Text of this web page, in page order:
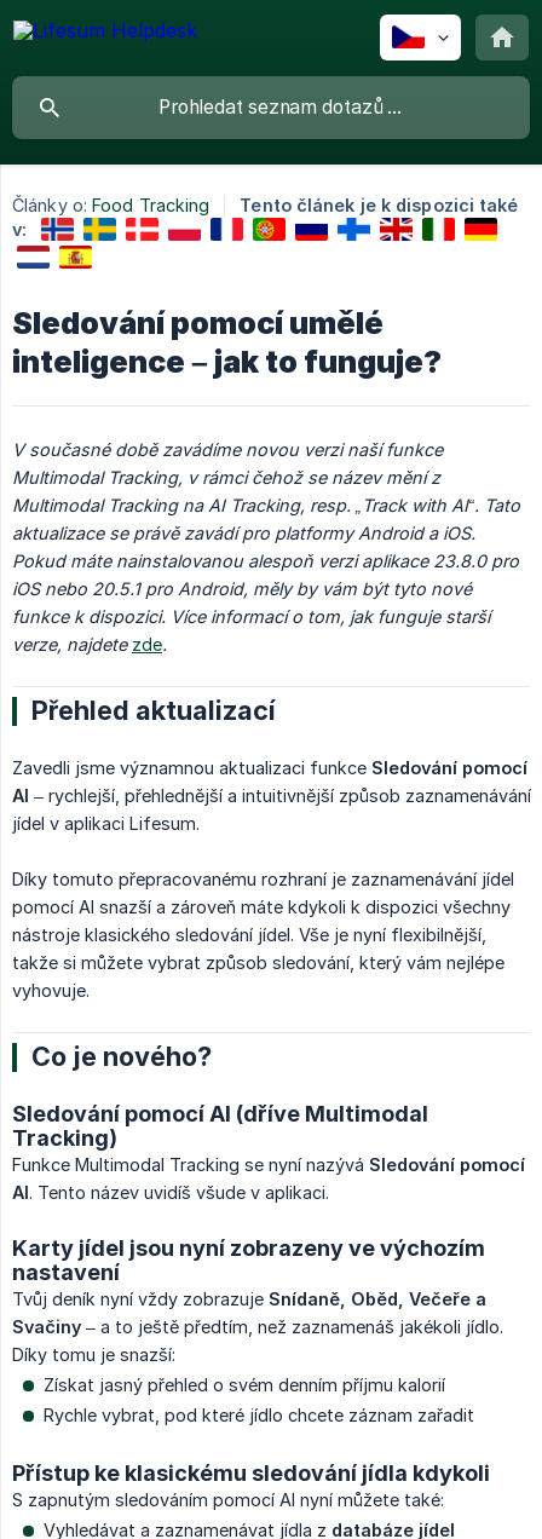
Články o: Food Tracking
Tento článek je k dispozici také
v:
Sledování pomocí umělé
inteligence – jak to funguje?
V současné době zavádíme novou verzi naší funkce
Multimodal Tracking, v rámci čehož se název mění z
Multimodal Tracking na AI Tracking, resp. „Track with AI“. Tato
aktualizace se právě zavádí pro platformy Android a iOS.
Pokud máte nainstalovanou alespoň verzi aplikace 23.8.0 pro
iOS nebo 20.5.1 pro Android, měly by vám být tyto nové
funkce k dispozici. Více informací o tom, jak funguje starší
verze, najdete zde.
Přehled aktualizací
Zavedli jsme významnou aktualizaci funkce Sledování pomocí
AI – rychlejší, přehlednější a intuitivnější způsob zaznamenávání
jídel v aplikaci Lifesum.
Díky tomuto přepracovanému rozhraní je zaznamenávání jídel
pomocí AI snazší a zároveň máte kdykoli k dispozici všechny
nástroje klasického sledování jídel. Vše je nyní flexibilnější,
takže si můžete vybrat způsob sledování, který vám nejlépe
vyhovuje.
Co je nového?
Sledování pomocí AI (dříve Multimodal
Tracking)
Funkce Multimodal Tracking se nyní nazývá Sledování pomocí
AI. Tento název uvidíš všude v aplikaci.
Karty jídel jsou nyní zobrazeny ve výchozím
nastavení
Tvůj deník nyní vždy zobrazuje Snídaně, Oběd, Večeře a
Svačiny – a to ještě předtím, než zaznamenáš jakékoli jídlo.
Díky tomu je snazší:
Získat jasný přehled o svém denním příjmu kalorií
Rychle vybrat, pod které jídlo chcete záznam zařadit
Přístup ke klasickému sledování jídla kdykoli
S zapnutým sledováním pomocí AI nyní můžete také:
Vyhledávat a zaznamenávat jídla z databáze jídel